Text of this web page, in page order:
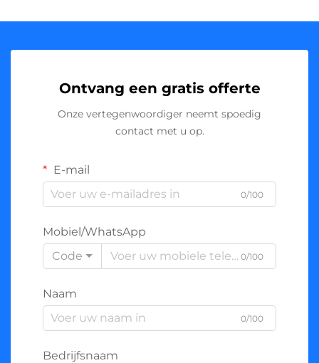
Ontvang een gratis offerte
Onze vertegenwoordiger neemt spoedig
contact met u op.
E-mail
0/100
Mobiel/WhatsApp
Code
0/100
Naam
0/100
Bedrijfsnaam